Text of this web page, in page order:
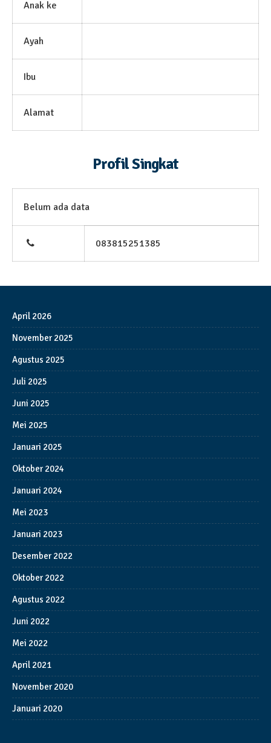
Anak ke
Ayah
Ibu
Alamat
Profil Singkat
Belum ada data
083815251385
April 2026
November 2025
Agustus 2025
Juli 2025
Juni 2025
Mei 2025
Januari 2025
Oktober 2024
Januari 2024
Mei 2023
Januari 2023
Desember 2022
Oktober 2022
Agustus 2022
Juni 2022
Mei 2022
April 2021
November 2020
Januari 2020